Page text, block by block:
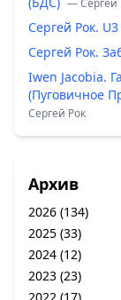
— Сергей
Сергей Рок. U3
Сергей Рок.
Iwen Jacobia.
(Пуговичное
Сергей Рок
Архив
2026 (134)
2025 (33)
2024 (12)
2023 (23)